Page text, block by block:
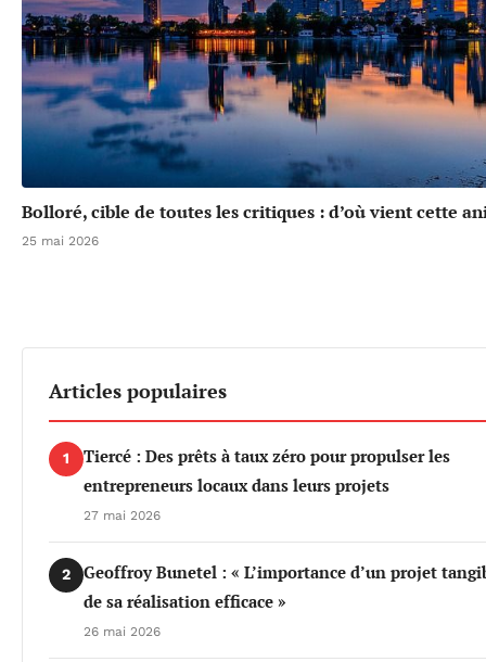
Bolloré, cible de toutes les critiques : d’où vient cette
25 mai 2026
Articles populaires
1
Tiercé : Des prêts à taux zéro pour propulser les
entrepreneurs locaux dans leurs projets
27 mai 2026
2
Geoffroy Bunetel : « L’importance d’un projet
de sa réalisation efficace »
26 mai 2026